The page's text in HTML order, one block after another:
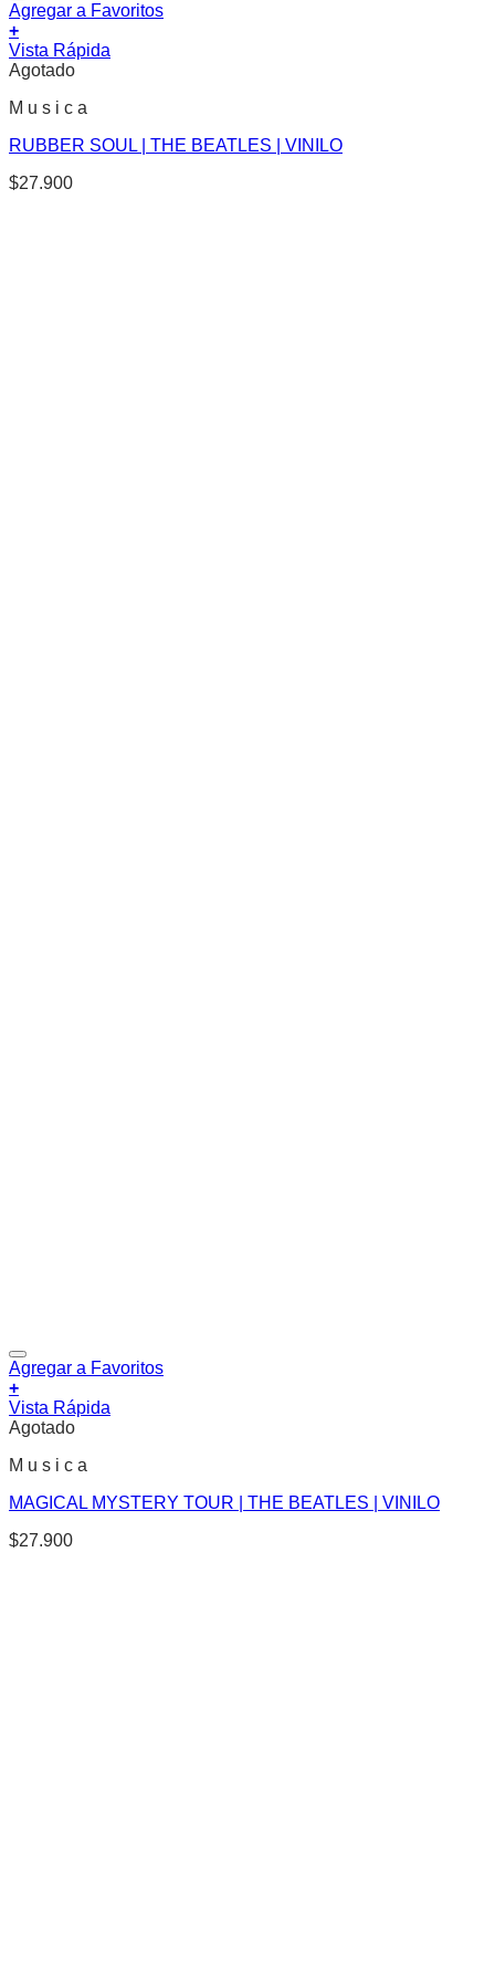
Agregar a Favoritos
+
Vista Rápida
Agotado
M u s i c a
RUBBER SOUL | THE BEATLES | VINILO
$27.900
Agregar a Favoritos
+
Vista Rápida
Agotado
M u s i c a
MAGICAL MYSTERY TOUR | THE BEATLES | VINILO
$27.900